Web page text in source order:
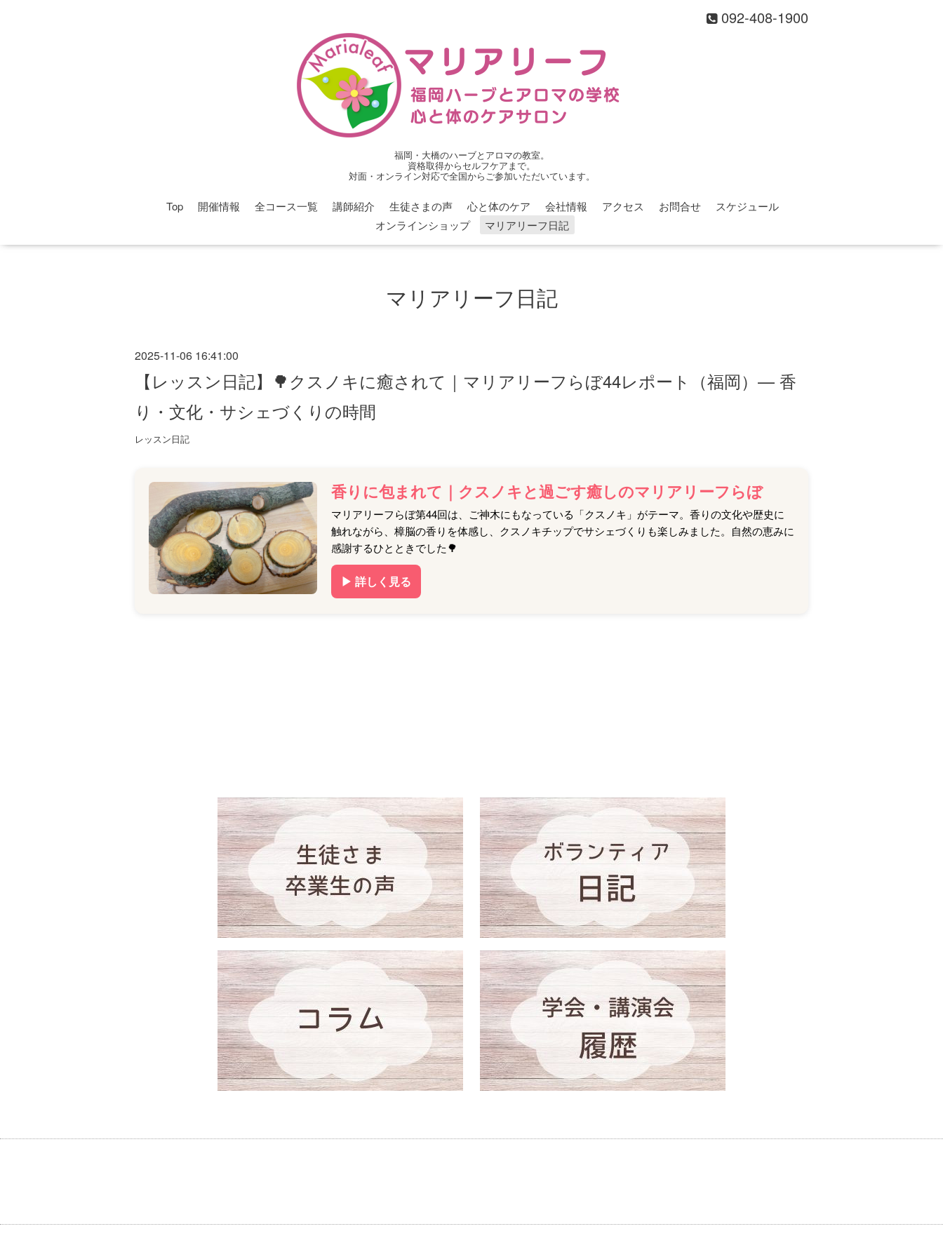
092-408-1900
福岡・大橋のハーブとアロマの教室。
資格取得からセルフケアまで。
対面・オンライン対応で全国からご参加いただいています。
Top 開催情報 全コース一覧 講師紹介 生徒さまの声 心と体のケア 会社情報 アクセス お問合せ
スケジュール
オンラインショップ
マリアリーフ日記
マリアリーフ日記
2025-11-06 16:41:00
【レッスン日記】🌳クスノキに癒されて｜マリアリーフらぼ44レポート（福岡）— 香
り・文化・サシェづくりの時間
レッスン日記
香りに包まれて｜クスノキと過ごす癒しのマリアリーフらぼ
マリアリーフらぼ第44回は、ご神木にもなっている「クスノキ」がテーマ。香りの文化や歴史に
触れながら、樟脳の香りを体感し、クスノキチップでサシェづくりも楽しみました。自然の恵みに
感謝するひとときでした🌳
▶ 詳しく見る